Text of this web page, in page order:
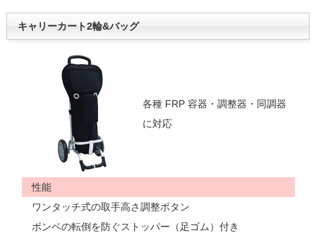
キャリーカート2輪&バッグ
各種 FRP 容器・調整器・同調器
に対応
性能
ワンタッチ式の取手高さ調整ボタン
ボンベの転倒を防ぐストッパー（足ゴム）付き